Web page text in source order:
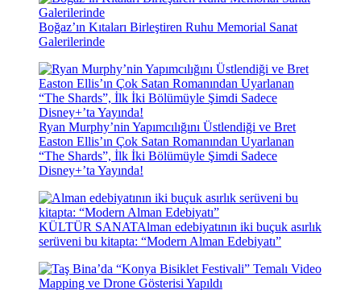
Boğaz’ın Kıtaları Birleştiren Ruhu Memorial Sanat
Galerilerinde
Ryan Murphy’nin Yapımcılığını Üstlendiği ve Bret
Easton Ellis’ın Çok Satan Romanından Uyarlanan
“The Shards”, İlk İki Bölümüyle Şimdi Sadece
Disney+’ta Yayında!
KÜLTÜR SANATAlman edebiyatının iki buçuk asırlık
serüveni bu kitapta: “Modern Alman Edebiyatı”